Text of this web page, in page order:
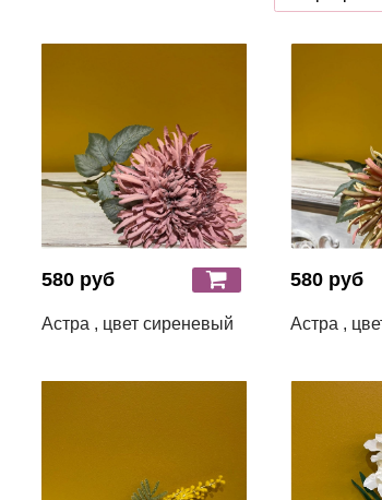
580 руб
Астра , цвет сиреневый
580 руб
Астра ,